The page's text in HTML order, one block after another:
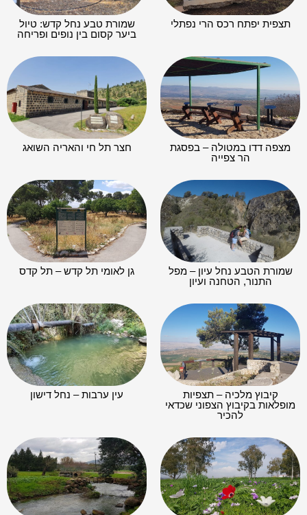
מצפה דדו במטולה – בפסגת
הר צפייה
חצר תל חי והאריה השואג
שמורת הטבע נחל עיון – מפל
התנור, הטחנה ועיון
גן לאומי תל קדש – תל קדס
קיבוץ מלכיה – תצפיות
מופלאות בקיבוץ הצפוני שכדאי
להכיר
עין ערבות – נחל דישון
5 אתרי פריחת הכלניות
הצבעוניות
פארק דפנה וקיבוץ דפנה
מסלולי מים ומעיינות בגליל
מעיינות בגליל העליון ואצבע